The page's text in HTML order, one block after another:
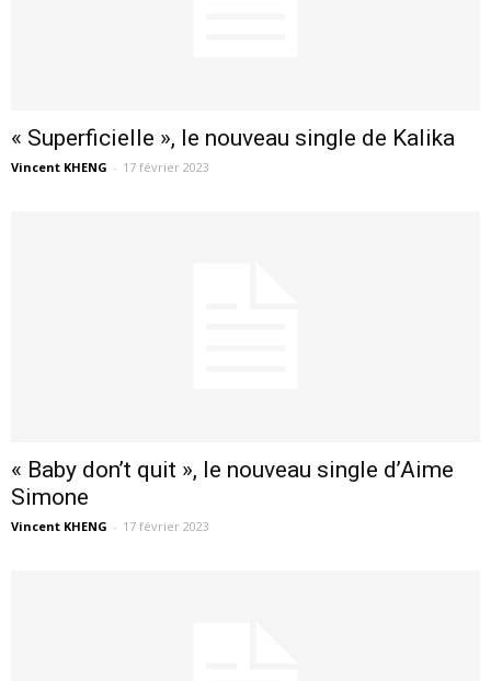
« Superficielle », le nouveau single de Kalika
Vincent KHENG - 17 février 2023
« Baby don’t quit », le nouveau single d’Aime
Simone
Vincent KHENG - 17 février 2023